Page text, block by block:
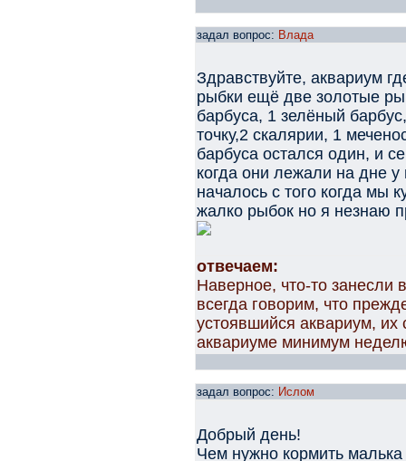
задал вопрос: Влада
Здравствуйте, аквариум
рыбки ещё две золотые
барбуса, 1 зелёный
точку,2 скалярии, 1
барбуса остался один, и
когда они лежали на дне
началось с того когда мы
жалко рыбок но я незнаю
отвечаем:
Наверное, что-то занесли
всегда говорим, что
устоявшийся аквариум, их
аквариуме минимум
задал вопрос: Ислом
Добрый день!
Чем нужно кормить малька